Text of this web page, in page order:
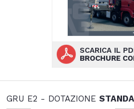
SCARICA IL
BROCHURE
GRU E2 - DOTAZIONE